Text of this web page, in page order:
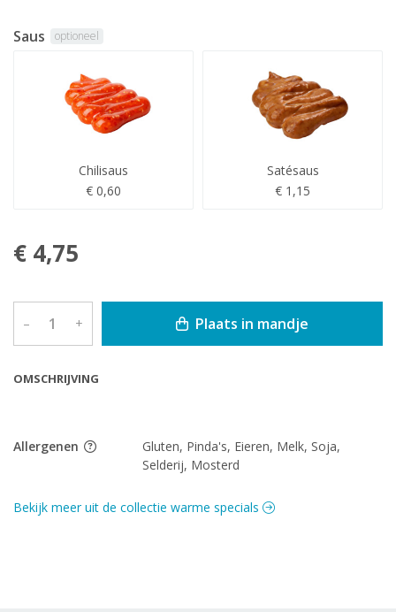
OMSCHRIJVING
Saus optioneel
Chilisaus
€ 0,60
Satésaus
€ 1,15
€ 4,75
– + Plaats in mandje
Allergenen
Gluten, Pinda's, Eieren, Melk, Soja,
Selderij, Mosterd
Bekijk meer uit de collectie warme specials